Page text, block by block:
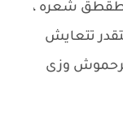
وطقطق شعره ،
تتعايش
وزى